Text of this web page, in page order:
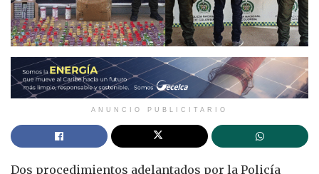
ANUNCIO PUBLICITARIO
Dos procedimientos adelantados por la Policía